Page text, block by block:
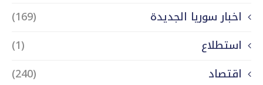
اخبار سوريا الجديدة
(169)
استطلاع
(1)
اقتصاد
(240)